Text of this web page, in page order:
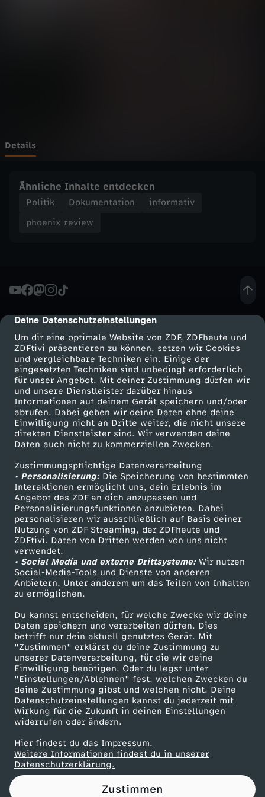
cmp-dialog-description
Deine Datenschutzeinstellungen
Um dir eine optimale Website von ZDF, ZDFheute und
ZDFtivi präsentieren zu können, setzen wir Cookies
und vergleichbare Techniken ein. Einige der
eingesetzten Techniken sind unbedingt erforderlich
für unser Angebot. Mit deiner Zustimmung dürfen wir
und unsere Dienstleister darüber hinaus
Informationen auf deinem Gerät speichern und/oder
abrufen. Dabei geben wir deine Daten ohne deine
Einwilligung nicht an Dritte weiter, die nicht unsere
direkten Dienstleister sind. Wir verwenden deine
Daten auch nicht zu kommerziellen Zwecken.
Zustimmungspflichtige Datenverarbeitung
• Personalisierung:Die Speicherung von bestimmten
Interaktionen ermöglicht uns, dein Erlebnis im
Angebot des ZDF an dich anzupassen und
Personalisierungsfunktionen anzubieten. Dabei
personalisieren wir ausschließlich auf Basis deiner
Nutzung von ZDF Streaming, der ZDFheute und
ZDFtivi. Daten von Dritten werden von uns nicht
verwendet.
• Social Media und externe Drittsysteme:Wir nutzen
Social-Media-Tools und Dienste von anderen
Anbietern. Unter anderem um das Teilen von Inhalten
zu ermöglichen.
Du kannst entscheiden, für welche Zwecke wir deine
Daten speichern und verarbeiten dürfen. Dies
betrifft nur dein aktuell genutztes Gerät. Mit
"Zustimmen" erklärst du deine Zustimmung zu
unserer Datenverarbeitung, für die wir deine
Einwilligung benötigen. Oder du legst unter
"Einstellungen/Ablehnen" fest, welchen Zwecken du
deine Zustimmung gibst und welchen nicht. Deine
Datenschutzeinstellungen kannst du jederzeit mit
Wirkung für die Zukunft in deinen Einstellungen
widerrufen oder ändern.
Hier findest du das Impressum.
Weitere Informationen findest du in unserer
Datenschutzerklärung.
Zustimmen
w
G
e
i
n
s
a
m
e
s
G
e
s
c
h
i
c
h
t
s
Details
Ähnliche Inhalte entdecken
Politik Dokumentation
informativ
phoenix review
Mehr ZDF
ZDF-Apps
Smart TV
ZDFtext
Livestreams
Sendungen A-Z
TV-Programm
Service
ZDFmitreden
Kontakt zum ZDF
Tickets
Zuschauerservice
Hilfe
ZDF Unternehmen
Karriere
ZDF goes Schule
Werbefernsehen
Mainzelmännchen
Partner